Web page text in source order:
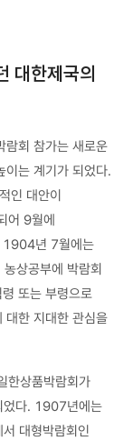
대한제국의
람회 참가는 새로운
이는 계기가 되었다.
인 대안이
어 9월에
1904년 7월에는
농상공부에 박람회
또는 부령으로
대한 지대한 관심을
한상품박람회가
었다. 1907년에는
대형박람회인